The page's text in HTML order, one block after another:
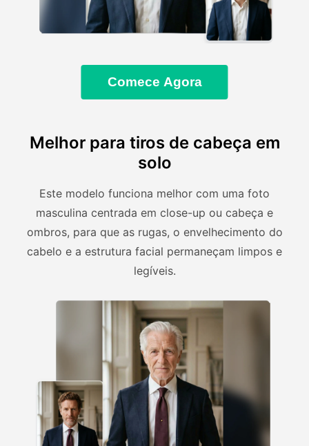
Comece Agora
Melhor para tiros de cabeça em
solo
Este modelo funciona melhor com uma foto
masculina centrada em close-up ou cabeça e
ombros, para que as rugas, o envelhecimento do
cabelo e a estrutura facial permaneçam limpos e
legíveis.